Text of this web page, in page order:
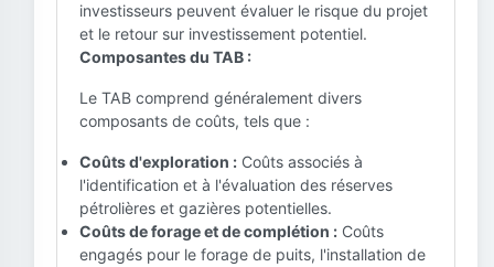
investisseurs peuvent évaluer le risque du projet
et le retour sur investissement potentiel.
Composantes du TAB :
Le TAB comprend généralement divers
composants de coûts, tels que :
Coûts d'exploration : Coûts associés à
l'identification et à l'évaluation des réserves
pétrolières et gazières potentielles.
Coûts de forage et de complétion : Coûts
engagés pour le forage de puits, l'installation de